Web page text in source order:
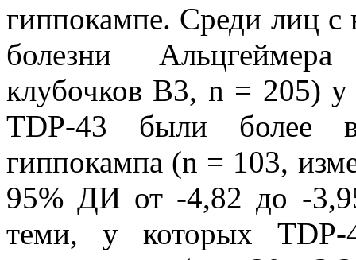
гиппокампе. Среди лиц с
болезни
клубочков B3, n = 205)
TDP-43 были более
гиппокампа (n = 103,
95% ДИ от -4,82 до -
теми, у которых